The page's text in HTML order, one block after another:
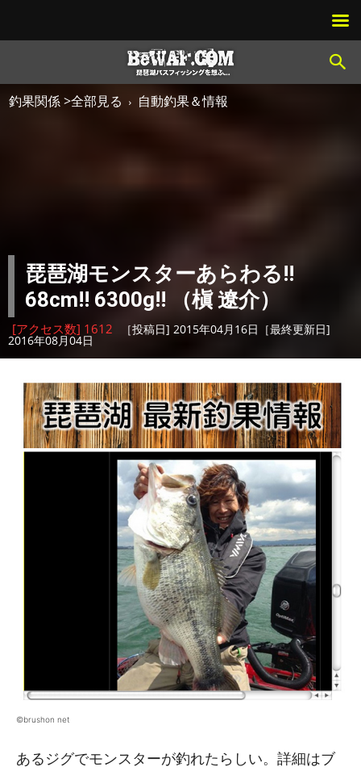
釣果関係 >全部見る 自動釣果＆情報
琵琶湖モンスターあらわる!!
68cm!! 6300g!! （槇 遼介）
[アクセス数] 1612 ［投稿日] 2015年04月16日［最終更新日]
2016年08月04日
©brushon net
あるジグでモンスターが釣れたらしい。詳細はブ